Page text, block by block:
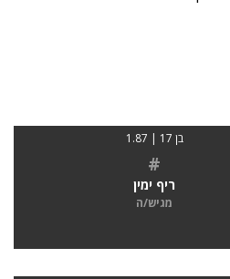
בן 17 | 1.87
#
ריף ימין
מגיש/ה